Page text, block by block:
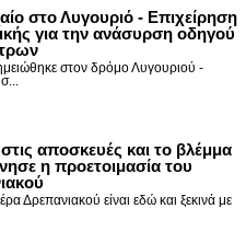
στο Λυγουριό - Επιχείρηση
για την ανάσυρση οδηγού
στον δρόμο Λυγουριού -
αποσκευές και το βλέμμα
η προετοιμασία του
Δρεπανιακού είναι εδώ και ξεκινά με